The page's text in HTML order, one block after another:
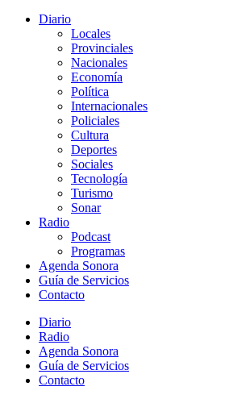
Diario
Locales
Provinciales
Nacionales
Economía
Política
Internacionales
Policiales
Cultura
Deportes
Sociales
Tecnología
Turismo
Sonar
Radio
Podcast
Programas
Agenda Sonora
Guía de Servicios
Contacto
Diario
Radio
Agenda Sonora
Guía de Servicios
Contacto